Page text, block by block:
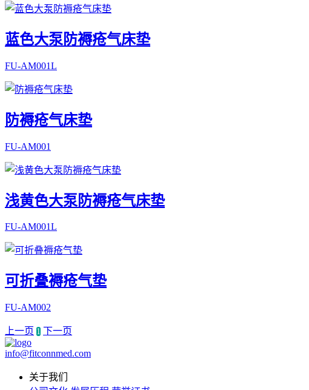
蓝色大泵防褥疮气床垫
FU-AM001L
防褥疮气床垫
FU-AM001
浅黄色大泵防褥疮气床垫
FU-AM001L
可折叠褥疮气垫
FU-AM002
上一页 1 下一页
info@fitconnmed.com
关于我们